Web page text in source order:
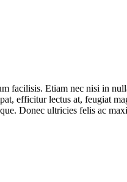
Etiam nec nisi in
efficitur lectus at, feugiat
Donec ultricies felis ac